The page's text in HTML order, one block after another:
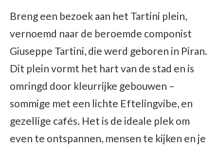
Breng een bezoek aan het Tartini plein,
vernoemd naar de beroemde componist
Giuseppe Tartini, die werd geboren in Piran.
Dit plein vormt het hart van de stad en is
omringd door kleurrijke gebouwen –
sommige met een lichte Eftelingvibe, en
gezellige cafés. Het is de ideale plek om
even te ontspannen, mensen te kijken en je